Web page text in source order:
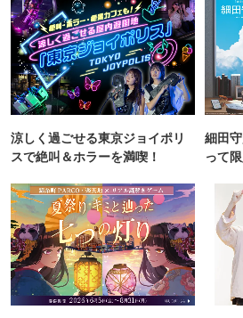
涼しく過ごせる東京ジョイポリ
スで絶叫＆ホラーを満喫！
細田
って